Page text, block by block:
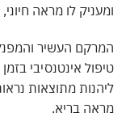
לו מראה חיוני, רך
העשיר והמפנק
אינטנסיבי בזמן
מתוצאות נראות
בריא.